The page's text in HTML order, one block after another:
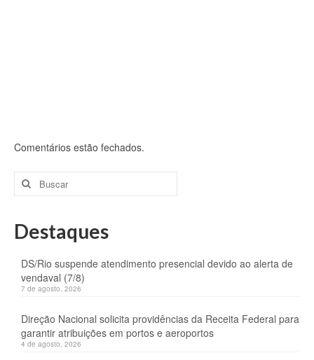
Comentários estão fechados.
Buscar
por:
Destaques
DS/Rio suspende atendimento presencial devido ao alerta de
vendaval (7/8)
7 de agosto, 2026
Direção Nacional solicita providências da Receita Federal para
garantir atribuições em portos e aeroportos
4 de agosto, 2026